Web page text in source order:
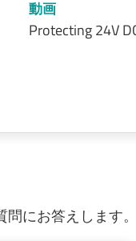
動画
Protecting 24V
にお答えします。